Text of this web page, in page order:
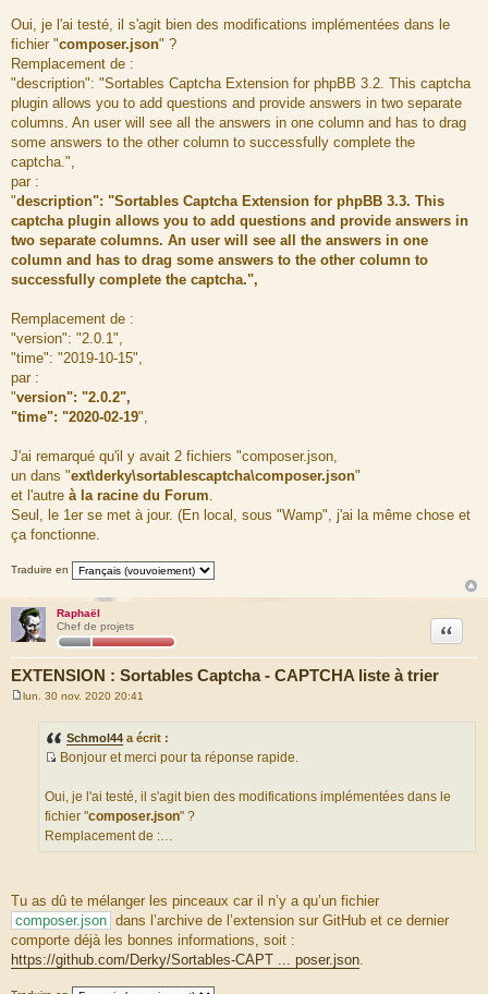
g
e
Oui, je l'ai testé, il s'agit bien des modifications implémentées dans le
fichier "composer.json" ?
Remplacement de :
"description": "Sortables Captcha Extension for phpBB 3.2. This captcha
plugin allows you to add questions and provide answers in two separate
columns. An user will see all the answers in one column and has to drag
some answers to the other column to successfully complete the
captcha.",
par :
"description": "Sortables Captcha Extension for phpBB 3.3. This
captcha plugin allows you to add questions and provide answers in
two separate columns. An user will see all the answers in one
column and has to drag some answers to the other column to
successfully complete the captcha.",
Remplacement de :
"version": "2.0.1",
"time": "2019-10-15",
par :
"version": "2.0.2",
"time": "2020-02-19",
J'ai remarqué qu'il y avait 2 fichiers "composer.json,
un dans "ext\derky\sortablescaptcha\composer.json"
et l'autre à la racine du Forum
Seul, le 1er se met à jour. (En local, sous "Wamp", j'ai la même chose et
ça fonctionne.
Traduire en
Raphaël
Chef de projets
EXTENSION : Sortables Captcha - CAPTCHA liste à trier
Citation
lun. 30 nov. 2020 20:41
Schmol44 a écrit :
o
u
r
u
m
e
s
Bonjour et merci pour ta réponse rapide.
Oui, je l'ai testé, il s'agit bien des modifications implémentées dans le
fichier "composer.json" ?
Remplacement de :…
Tu as dû te mélanger les pinceaux car il n’y a qu’un fichier
composer.json dans l’archive de l’extension sur GitHub et ce dernier
comporte déjà les bonnes informations, soit :
https://github.com/Derky/Sortables-CAPT ... poser.json.